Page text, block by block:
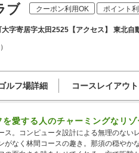
ブ クーポン利用OK ポイント
大字寄居字太田2525 【アクセス】 東北
）
ルフ場詳細 コースレイアウト
を愛する人のチャーミングなリ
ス。コンピュータ設計による無理のな
がなく林間コースの趣き。那須の穏や